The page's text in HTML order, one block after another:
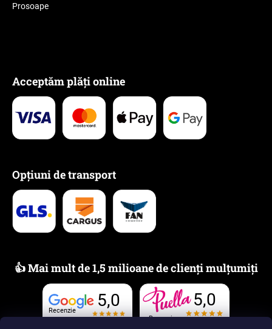
Prosoape
Acceptăm plăți online
Opțiuni de transport
👍 Mai mult de 1,5 milioane de clienți mulțumiți
Recenzie
5,0
Recenzie
5,0